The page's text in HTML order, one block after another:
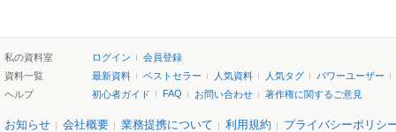
私の資料室 ログイン
会員登録
資料一覧
最新資料 ベストセラー 人気資料 人気タグ
パワーユーザー
ヘルプ
初心者ガイド FAQ お問い合わせ 著作権に関するご意見
お知らせ 会社概要 業務提携について 利用規約 プライバシーポリシ